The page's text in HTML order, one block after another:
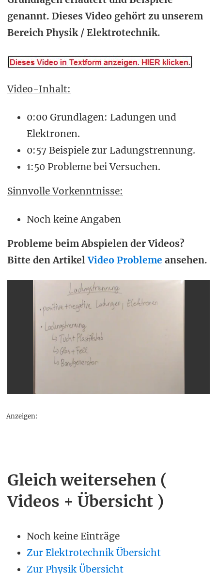
genannt. Dieses Video gehört zu unserem
Bereich Physik / Elektrotechnik.
Video-Inhalt:
0:00 Grundlagen: Ladungen und
Elektronen.
0:57 Beispiele zur Ladungstrennung.
1:50 Probleme bei Versuchen.
Sinnvolle Vorkenntnisse:
Noch keine Angaben
Probleme beim Abspielen der Videos?
Bitte den ArtikelVideo Probleme ansehen.
Anzeigen:
Gleich weitersehen (
Videos + Übersicht )
Noch keine Einträge
Zur Elektrotechnik Übersicht
Zur Physik Übersicht